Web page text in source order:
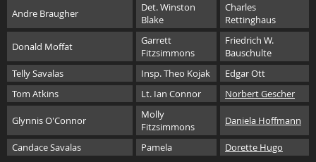
Andre Braugher
Det. Winston
Blake
Charles
Rettinghaus
Donald Moffat
Garrett
Fitzsimmons
Friedrich W.
Bauschulte
Telly Savalas
Insp. Theo Kojak
Edgar Ott
Tom Atkins
Lt. Ian Connor Norbert Gescher
Glynnis O'Connor
Molly
Fitzsimmons
Daniela Hoffmann
Candace Savalas Pamela Dorette Hugo